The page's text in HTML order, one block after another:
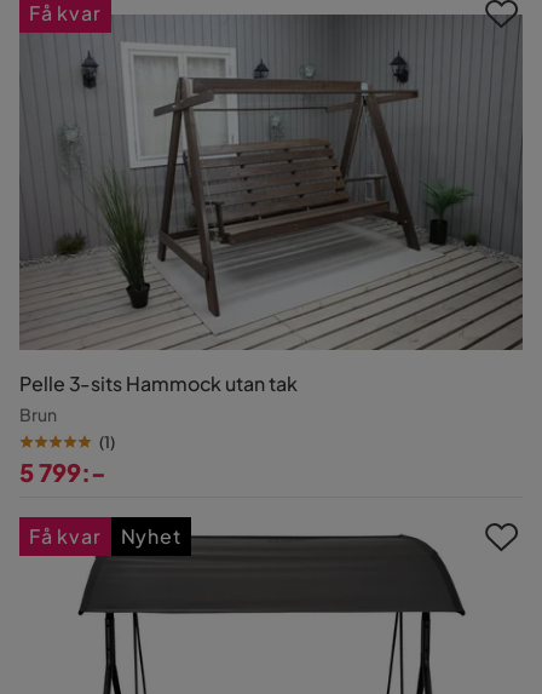
Pelle 3-sits Hammock utan tak
Brun
(1)
5 799:-
Få kvar
Få kvar Nyhet